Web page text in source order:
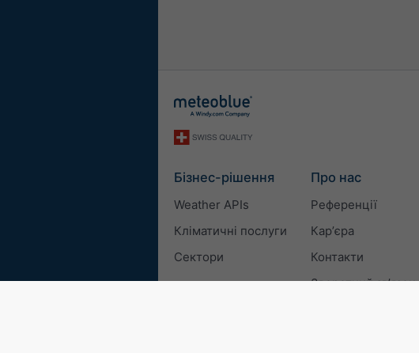
Бізнес-рішення
Weather APIs
Кліматичні послуги
Сектори
Про нас
Референції
Карʼєра
Контакти
Зворотний зв’язок